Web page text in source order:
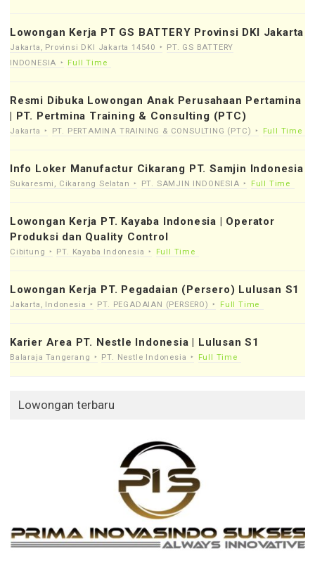
Lowongan Kerja PT GS BATTERY Provinsi DKI Jakarta
Jakarta, Provinsi DKI Jakarta 14540
PT. GS BATTERY
INDONESIA
Full Time
Resmi Dibuka Lowongan Anak Perusahaan Pertamina
| PT. Pertmina Training & Consulting (PTC)
Jakarta PT. PERTAMINA TRAINING & CONSULTING (PTC) Full Time
Info Loker Manufactur Cikarang PT. Samjin Indonesia
Sukaresmi, Cikarang Selatan PT. SAMJIN INDONESIA Full Time
Lowongan Kerja PT. Kayaba Indonesia | Operator
Produksi dan Quality Control
Cibitung PT. Kayaba Indonesia Full Time
Lowongan Kerja PT. Pegadaian (Persero) Lulusan S1
Jakarta, Indonesia PT. PEGADAIAN (PERSERO) Full Time
Karier Area PT. Nestle Indonesia | Lulusan S1
Balaraja Tangerang PT. Nestle Indonesia Full Time
Lowongan terbaru